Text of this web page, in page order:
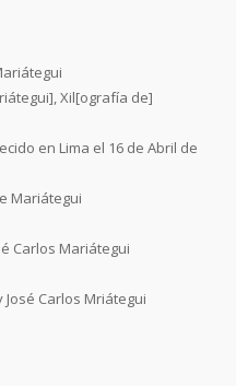
Xil[ografía de]
en Lima el 16 de Abril de
Mariátegui
Carlos Mariátegui
Carlos Mriátegui